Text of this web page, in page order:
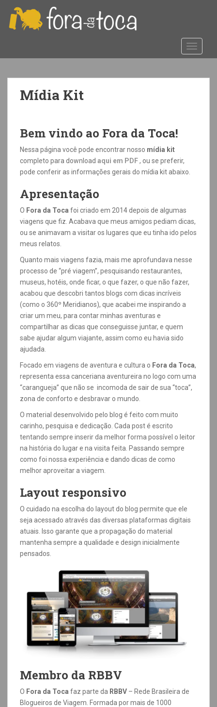
o
Mídia Kit
Bem vindo ao Fora da Toca!
Nessa página você pode encontrar nosso mídia kit
completo para download aqui em PDF, ou se preferir,
pode conferir as informações gerais do mídia kit abaixo.
Apresentação
O Fora da Toca foi criado em 2014 depois de algumas
viagens que fiz. Acabava que meus amigos pediam dicas,
ou se animavam a visitar os lugares que eu tinha ido pelos
meus relatos.
Quanto mais viagens fazia, mais me aprofundava nesse
processo de “pré viagem”, pesquisando restaurantes,
museus, hotéis, onde ficar, o que fazer, o que não fazer,
acabou que descobri tantos blogs com dicas incríveis
(como o 360º Meridianos), que acabei me inspirando a
criar um meu, para contar minhas aventuras e
compartilhar as dicas que conseguisse juntar, e quem
sabe ajudar algum viajante, assim como eu havia sido
ajudada.
Focado em viagens de aventura e cultura o Fora da Toca,
representa essa canceriana aventureira no logo com uma
“carangueja” que não se incomoda de sair de sua “toca”,
zona de conforto e desbravar o mundo.
O material desenvolvido pelo blog é feito com muito
carinho, pesquisa e dedicação. Cada post é escrito
tentando sempre inserir da melhor forma possível o leitor
na história do lugar e na visita feita. Passando sempre
como foi nossa experiência e dando dicas de como
melhor aproveitar a viagem.
Layout responsivo
O cuidado na escolha do layout do blog permite que ele
seja acessado através das diversas plataformas digitais
atuais. Isso garante que a propagação do material
mantenha sempre a qualidade e design inicialmente
pensados.
Membro da RBBV
O Fora da Toca faz parte da RBBV – Rede Brasileira de
Blogueiros de Viagem. Formada por mais de 1000